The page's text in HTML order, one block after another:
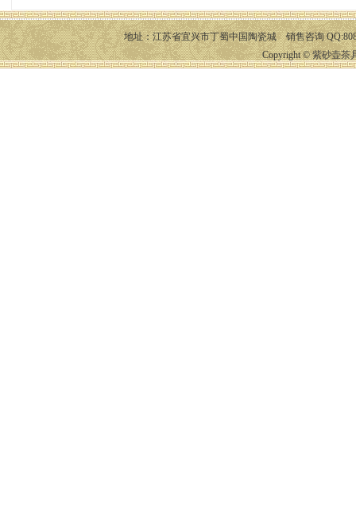
地址：江苏省宜兴市丁蜀中国陶瓷城 销售咨询
Copyright ©紫砂壶茶